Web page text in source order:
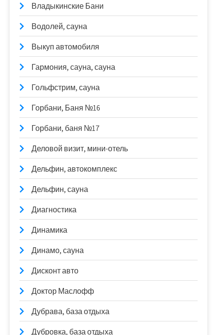
Владыкинские Бани
Водолей, сауна
Выкуп автомобиля
Гармония, сауна, сауна
Гольфстрим, сауна
Горбани, Баня №16
Горбани, баня №17
Деловой визит, мини-отель
Дельфин, автокомплекс
Дельфин, сауна
Диагностика
Динамика
Динамо, сауна
Дисконт авто
Доктор Маслофф
Дубрава, база отдыха
Дубровка, база отдыха